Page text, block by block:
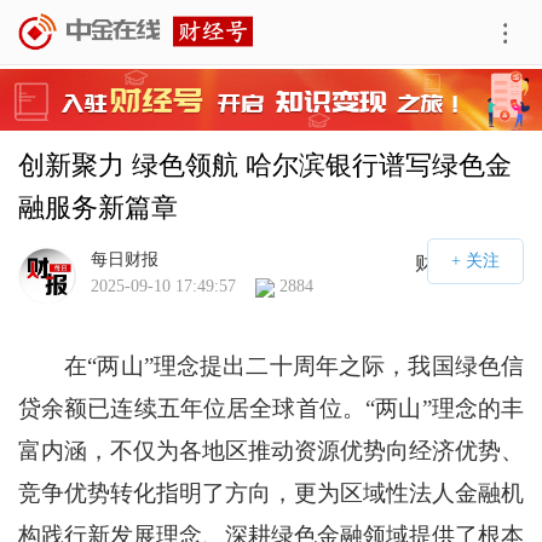
创新聚力 绿色领航 哈尔滨银行谱写绿色金
融服务新篇章
财经号APP
每日财报
2025-09-10 17:49:57
2884
在“两山”理念提出二十周年之际，我国绿色信
贷余额已连续五年位居全球首位。“两山”理念的丰
富内涵，不仅为各地区推动资源优势向经济优势、
竞争优势转化指明了方向，更为区域性法人金融机
构践行新发展理念、深耕绿色金融领域提供了根本